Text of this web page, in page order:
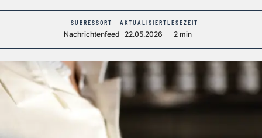
SUBRESSORT
Nachrichtenfeed
AKTUALISIERT
22.05.2026
LESEZEIT
2 min